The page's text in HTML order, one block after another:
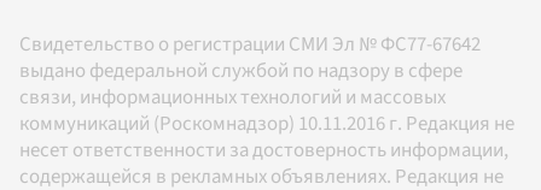
Свидетельство о регистрации СМИ Эл № ФС77-67642
выдано федеральной службой по надзору в сфере
связи, информационных технологий и массовых
коммуникаций (Роскомнадзор) 10.11.2016 г. Редакция не
несет ответственности за достоверность информации,
содержащейся в рекламных объявлениях. Редакция не